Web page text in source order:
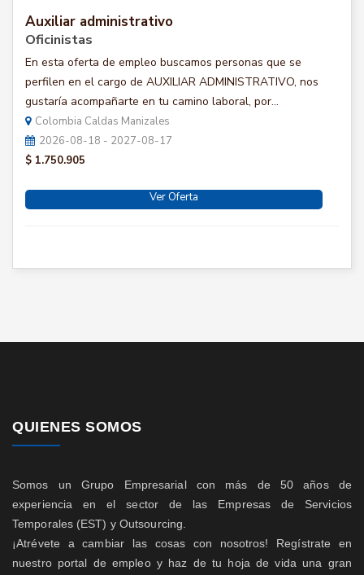
Auxiliar administrativo
Oficinistas
En esta oferta de empleo buscamos personas que se
perfilen en el cargo de AUXILIAR ADMINISTRATIVO, nos
gustaría acompañarte en tu camino laboral, por...
Colombia Caldas Manizales
2026-08-18 - 2027-08-17
$ 1.750.905
Ver Oferta
QUIENES SOMOS
Somos un Grupo Empresarial con más de 50 años de
experiencia en el sector de las Empresas de Servicios
Temporales (EST) y Outsourcing.
¡Atrévete a cambiar las cosas con nosotros! Regístrate en
nuestro portal de empleo y haz de tu hoja de vida una gran